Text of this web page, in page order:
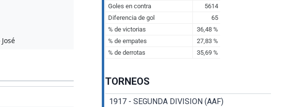
TORNEOS
1917 - SEGUNDA DIVISION (AAF)